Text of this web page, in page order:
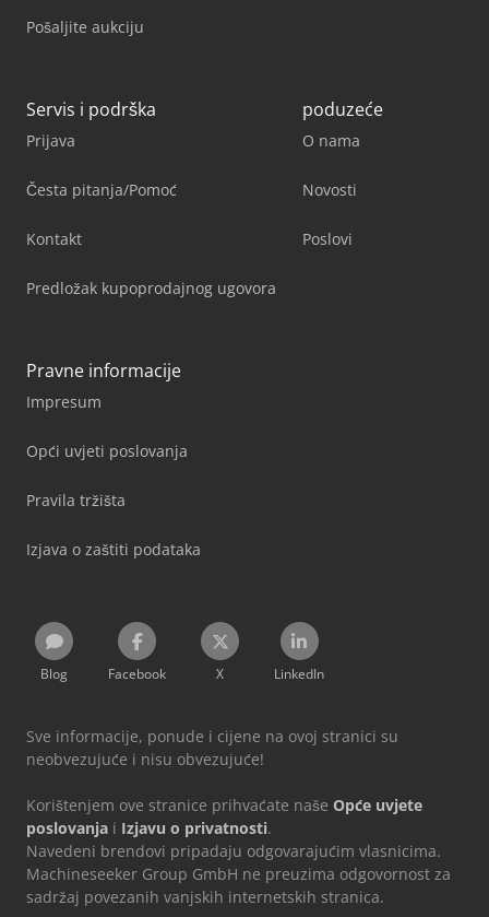
Pošaljite aukciju
Servis i podrška
Prijava
Česta pitanja/Pomoć
Kontakt
Predložak kupoprodajnog ugovora
poduzeće
O nama
Novosti
Poslovi
Pravne informacije
Impresum
Opći uvjeti poslovanja
Pravila tržišta
Izjava o zaštiti podataka
Blog Facebook X LinkedIn
Sve informacije, ponude i cijene na ovoj stranici su
neobvezujuće i nisu obvezujuće!
Korištenjem ove stranice prihvaćate naše Opće uvjete
poslovanja i Izjavu o privatnosti.
Navedeni brendovi pripadaju odgovarajućim vlasnicima.
Machineseeker Group GmbH ne preuzima odgovornost za
sadržaj povezanih vanjskih internetskih stranica.